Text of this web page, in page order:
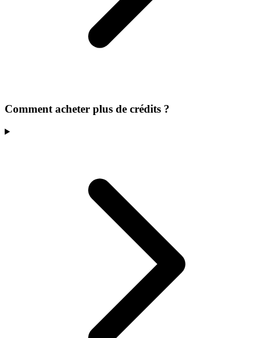
Comment acheter plus de crédits ?